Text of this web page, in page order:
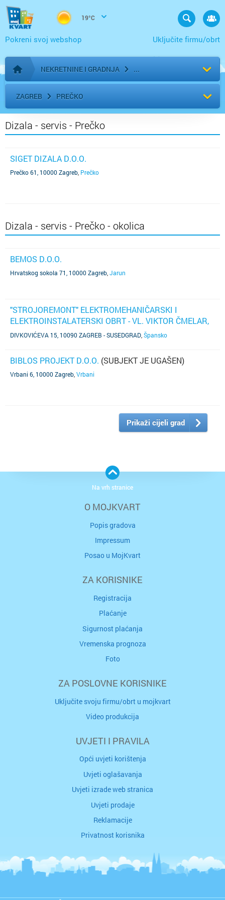
19°C
Uključite firmu/obrt
Pokreni svoj webshop
Početna stranica
NEKRETNINE I GRADNJA
ZAGREB PREČKO
Dizala - servis - Prečko
SIGET DIZALA D.O.O.
Prečko 61, 10000 Zagreb Prečko
Dizala - servis - Prečko - okolica
BEMOS D.O.O.
Hrvatskog sokola 71, 10000 Zagreb Jarun
"STROJOREMONT" ELEKTROMEHANIČARSKI I
ELEKTROINSTALATERSKI OBRT - VL. VIKTOR ČMELAR,
ZAGREB, DIVKOVIĆEVA 15 (SUBJEKT JE UGAŠEN)
DIVKOVIĆEVA 15, 10090 ZAGREB - SUSEDGRAD Špansko
BIBLOS PROJEKT D.O.O. (SUBJEKT JE UGAŠEN)
Vrbani 6, 10000 Zagreb Vrbani
Prikaži cijeli grad
O MOJKVART
Popis gradova
Impressum
Posao u MojKvart
ZA KORISNIKE
Registracija
Plaćanje
Sigurnost plaćanja
Vremenska prognoza
Foto
ZA POSLOVNE KORISNIKE
Uključite svoju firmu/obrt u mojkvart
Video produkcija
UVJETI I PRAVILA
Opći uvjeti korištenja
Uvjeti oglašavanja
Uvjeti izrade web stranica
Uvjeti prodaje
Reklamacije
Privatnost korisnika
Na vrh stranice